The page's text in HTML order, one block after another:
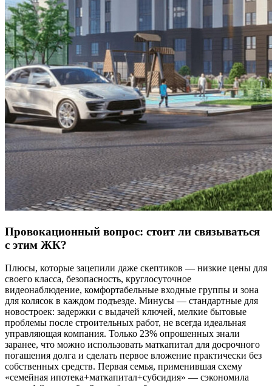
Провокационный вопрос: стоит ли связываться
с этим ЖК?
Плюсы, которые зацепили даже скептиков — низкие цены для
своего класса, безопасность, круглосуточное
видеонаблюдение, комфортабельные входные группы и зона
для колясок в каждом подъезде. Минусы — стандартные для
новостроек: задержки с выдачей ключей, мелкие бытовые
проблемы после строительных работ, не всегда идеальная
управляющая компания. Только 23% опрошенных знали
заранее, что можно использовать маткапитал для досрочного
погашения долга и сделать первое вложение практически без
собственных средств. Первая семья, применившая схему
«семейная ипотека+маткапитал+субсидия» — сэкономила